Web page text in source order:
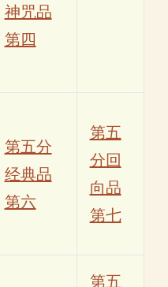
神咒品
第四
第五分
经典品
第六
第五
分回
向品
第七
第五